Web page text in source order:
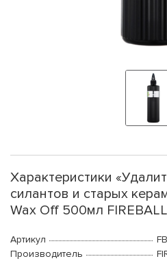
Характеристики
силантов и старых
Wax Off 500мл
Артикул
Производитель